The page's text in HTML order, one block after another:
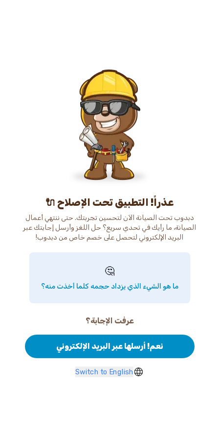
عذراً! التطبيق تحت الإصلاح 🔌
دبدوب تحت الصيانة الآن لتحسين تجربتك. حتى ننتهي أعمال
الصيانة، ما رأيك في تحدي سريع؟ حل اللغز وأرسل إجابتك عبر
البريد الإلكتروني لتحصل على خصم خاص من دبدوب!
🤔
ما هو الشيء الذي يزداد حجمه كلما أخذت منه؟
عرفت الإجابة؟
نعم! أرسلها عبر البريد الإلكتروني
Switch to English